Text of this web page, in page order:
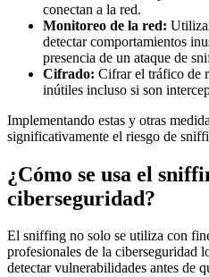
conectan a la red.
Monitoreo de la red:
detectar comportamientos
presencia de un ataque de
Cifrado: Cifrar el tráfico de
inútiles incluso si son
Implementando estas y otras
significativamente el riesgo de
¿Cómo se usa el
ciberseguridad?
El sniffing no solo se utiliza con
profesionales de la ciberseguridad
detectar vulnerabilidades antes de